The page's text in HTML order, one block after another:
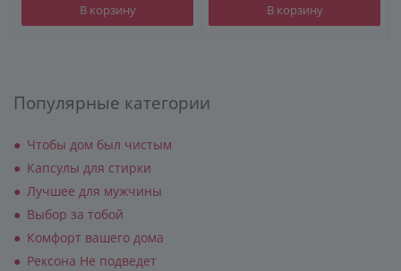
В корзину В корзину
Популярные категории
Чтобы дом был чистым
Капсулы для стирки
Лучшее для мужчины
Выбор за тобой
Комфорт вашего дома
Рексона Не подведет